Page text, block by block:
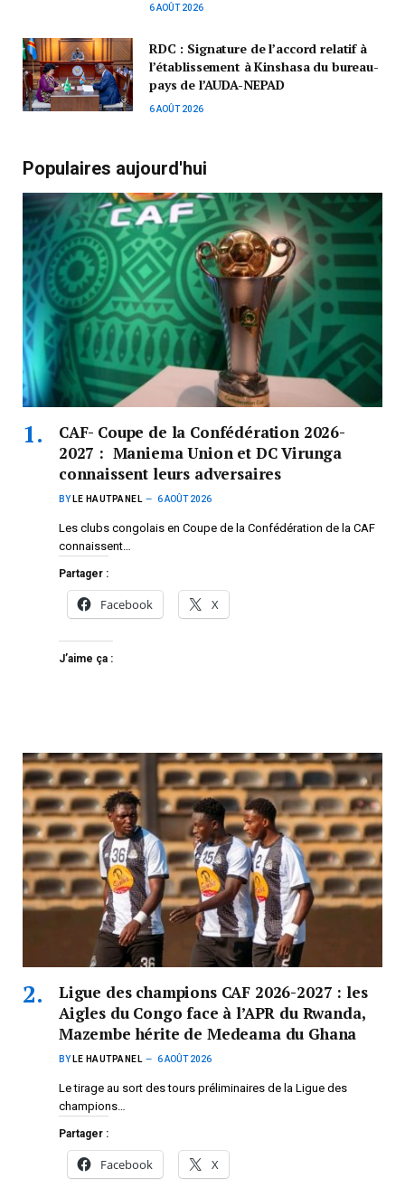
6 AOÛT 2026
RDC : Signature de l’accord relatif à
l’établissement à Kinshasa du bureau-
pays de l’AUDA-NEPAD
6 AOÛT 2026
Populaires aujourd'hui
CAF- Coupe de la Confédération 2026-
2027 : Maniema Union et DC Virunga
connaissent leurs adversaires
BY LE HAUTPANEL 6 AOÛT 2026
Les clubs congolais en Coupe de la Confédération de la CAF
connaissent…
Partager :
Facebook X
J’aime ça :
Ligue des champions CAF 2026-2027 : les
Aigles du Congo face à l’APR du Rwanda,
Mazembe hérite de Medeama du Ghana
BY LE HAUTPANEL 6 AOÛT 2026
Le tirage au sort des tours préliminaires de la Ligue des
champions…
Partager :
Facebook X